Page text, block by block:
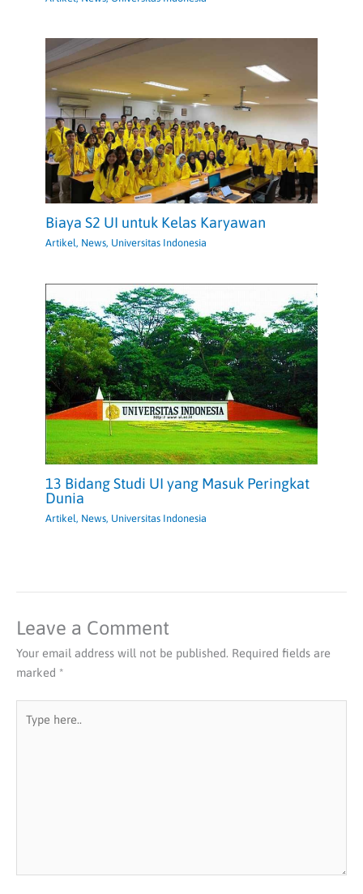
Biaya S2 UI untuk Kelas Karyawan
Artikel, News, Universitas Indonesia
13 Bidang Studi UI yang Masuk Peringkat
Dunia
Artikel, News, Universitas Indonesia
Leave a Comment
Your email address will not be published. Required fields are
marked *
here..